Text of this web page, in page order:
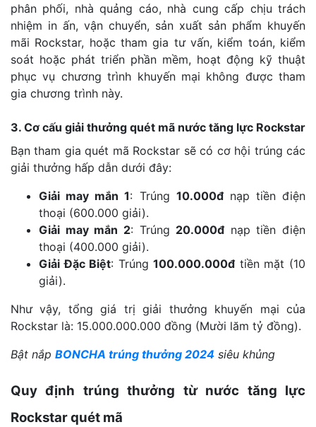
phân phối, nhà quảng cáo, nhà cung cấp chịu trách
nhiệm in ấn, vận chuyển, sản xuất sản phẩm khuyến
mãi Rockstar, hoặc tham gia tư vấn, kiểm toán, kiểm
soát hoặc phát triển phần mềm, hoạt động kỹ thuật
phục vụ chương trình khuyến mại không được tham
gia chương trình này.
3. Cơ cấu giải thưởng quét mã nước tăng lực Rockstar
Bạn tham gia quét mã Rockstar sẽ có cơ hội trúng các
giải thưởng hấp dẫn dưới đây:
Giải may mắn 1: Trúng 10.000đnạp tiền điện
thoại (600.000 giải).
Giải may mắn 2: Trúng 20.000đ nạp tiền điện
thoại (400.000 giải).
Giải Đặc Biệt: Trúng100.000.000đ tiền mặt (10
giải).
Như vậy, tổng giá trị giải thưởng khuyến mại của
Rockstar là: 15.000.000.000 đồng (Mười lăm tỷ đồng).
Bật nắp BONCHA trúng thưởng 2024 siêu khủng
Quy định trúng thưởng từ nước tăng lực
Rockstar quét mã